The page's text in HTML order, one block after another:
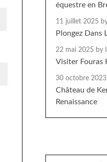
équestre en
11 juillet 2025
Plongez Dans
22 mai 2025 by
Visiter Fouras
30 octobre 2023
Château de
Renaissance